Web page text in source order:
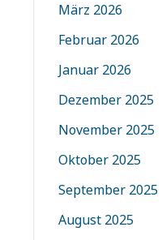
März 2026
Februar 2026
Januar 2026
Dezember 2025
November 2025
Oktober 2025
September 2025
August 2025